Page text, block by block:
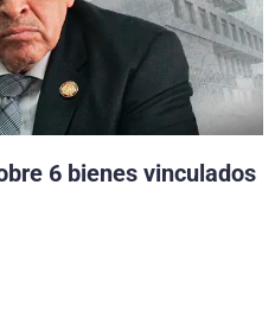
6 bienes vinculados